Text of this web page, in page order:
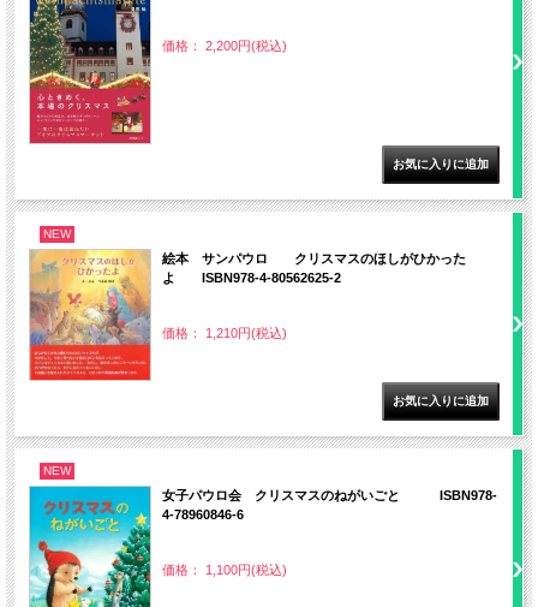
価格： 2,200円(税込)
NEW
絵本 サンパウロ クリスマスのほしがひかった
よ ISBN978-4-80562625-2
価格： 1,210円(税込)
NEW
女子パウロ会 クリスマスのねがいごと ISBN978-
4-78960846-6
価格： 1,100円(税込)